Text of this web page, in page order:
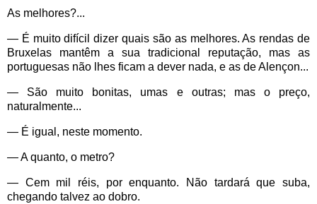
As melhores?...
— É muito difícil dizer quais são as melhores. As rendas de
Bruxelas mantêm a sua tradicional reputação, mas as
portuguesas não lhes ficam a dever nada, e as de Alençon...
— São muito bonitas, umas e outras; mas o preço,
naturalmente...
— É igual, neste momento.
— A quanto, o metro?
— Cem mil réis, por enquanto. Não tardará que suba,
chegando talvez ao dobro.